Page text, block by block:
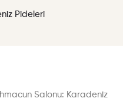
Pideleri
Salonu: Karadeniz